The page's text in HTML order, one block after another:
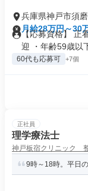
兵庫県神戸市須
月給28万円～30
【応募資格】 正
迎 ・年齢59歳以
60代も応募可 +7個
正社員
理学療法士
神戸板宿クリニック
9時～18時。平日